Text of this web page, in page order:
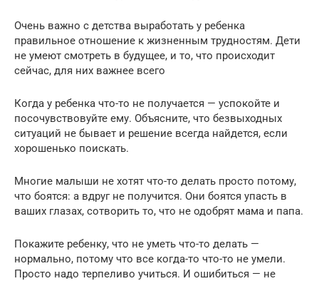
Очень важно с детства выработать у ребенка
правильное отношение к жизненным трудностям. Дети
не умеют смотреть в будущее, и то, что происходит
сейчас, для них важнее всего
Когда у ребенка что-то не получается — успокойте и
посочувствовуйте ему. Объясните, что безвыходных
ситуаций не бывает и решение всегда найдется, если
хорошенько поискать.
Многие малыши не хотят что-то делать просто потому,
что боятся: а вдруг не получится. Они боятся упасть в
ваших глазах, сотворить то, что не одобрят мама и папа.
Покажите ребенку, что не уметь что-то делать —
нормально, потому что все когда-то что-то не умели.
Просто надо терпеливо учиться. И ошибиться — не